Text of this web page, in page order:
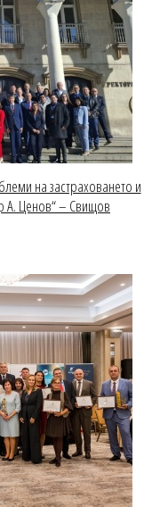
на застраховането и
А. Ценов“ – Свищов